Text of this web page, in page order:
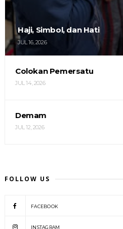
Haji, Simbol, dan Hati
JUL 16, 2026
Colokan Pemersatu
JUL 14, 2026
Demam
JUL 12, 2026
FOLLOW US
FACEBOOK
INSTAGRAM